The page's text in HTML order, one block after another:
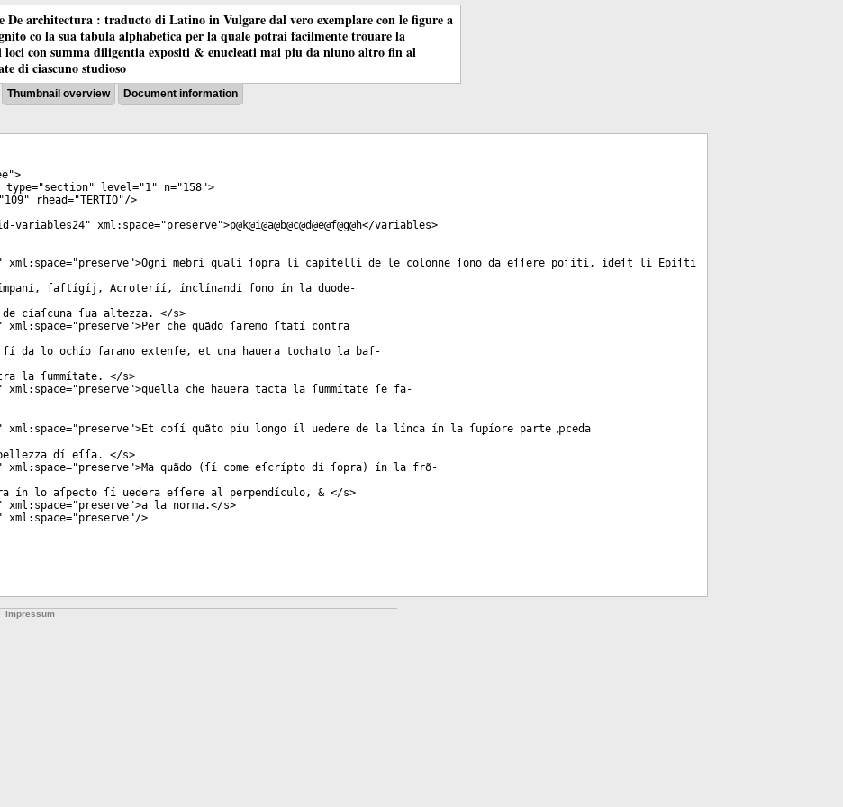
architectura : traducto di Latino in Vulgare dal vero exemplare con le figure a
co la sua tabula alphabetica per la quale potrai facilmente trouare la
con summa diligentia expositi & enucleati mai piu da niuno altro fin al
di ciascuno studioso
Thumbnail overview Document information
">
type="section" level="1" n="158">
109" rhead="TERTIO"/>
variables24" xml:space="preserve">p@k@i@a@b@c@d@e@f@g@h</variables>
xml:space="preserve">Ogní mebrí qualí ſopra lí capítellí de le colonne ſono da eſſere poſítí, ídeſt lí Epíſtí
faſtígíj, Acroteríí, ínclínandí ſono ín la duode-
cíaſcuna ſua altezza. </s>
xml:space="preserve">Per che quãdo ſaremo ſtatí contra
da lo ochío ſarano extenſe, et una hauera tochato la baſ-
la ſummítate. </s>
xml:space="preserve">quella che hauera tacta la ſummítate ſe fa-
xml:space="preserve">Et coſí quãto píu longo íl uedere de la línca ín la ſuꝑíore parte ꝓceda
dí eſſa. </s>
xml:space="preserve">Ma quãdo (ſí come eſcrípto dí ſopra) ín la frõ-
ín lo aſpecto ſí uedera eſſere al perpendículo, & </s>
xml:space="preserve">a la norma.</s>
xml:space="preserve"/>
Impressum